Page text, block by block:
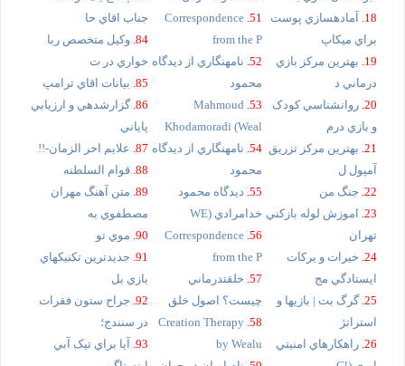
18.
آمادهسازي پوست
براي ميکاپ
19. بهترين مرکز بازي
درماني د
20. روانشناسي کودک
و بازي درم
21. بهترين مرکز تزريق
آمپول ل
22. جنگ من
23.
اموزش لوله بازکني
تهران
24. خيرات و برکات
ايستادگي مج
25. گرگ بت | بازيها و
استراتژ
26. راهکارهاي امنيتي
51.
Correspondence
from the P
52. نامهنگاري از ديدگاه
محمود
53.
Mahmoud
Khodamoradi (Weal
54. نامهنگاري از ديدگاه
محمود
55. ديدگاه محمود
خدامرادي (WE
56.
Correspondence
from the P
57. خلقتدرماني
چيست؟ اصول خلق
58.
Creation Therapy
by Wealu
جناب اقاي حا
84. وکيل متخصص ربا
خواري در ت
85. بيانات اقاي ترامپ
86. گزارشدهي و ارزيابي
پاياني
87. علايم اخر الزمان-!!
88. قوام السلطنه
89. متن آهنگ مهران
مصطفوي به
90. موي تو
91. جديدترين تکنيکهاي
بازي بل
92. جراح ستون فقرات
در سنندج؛
93.
آيا براي تيک آبي